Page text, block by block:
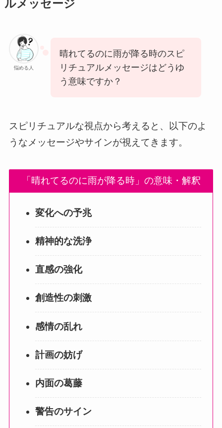
ルメッセージ
悩める人
晴れてるのに雨が降る時のスピ
リチュアルメッセージはどうゆ
う意味ですか？
スピリチュアルな視点から考えると、以下のよ
うなメッセージやサインが視えてきます。
「晴れてるのに雨が降る時」の意味・解釈
変化への予兆
精神的な洗浄
直感の強化
創造性の刺激
感情の乱れ
計画の妨げ
内面の葛藤
警告のサイン